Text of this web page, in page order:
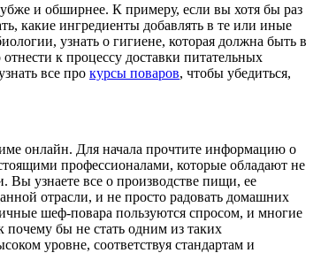
и обширнее. К примеру, если вы хотя бы раз
какие ингредиенты добавлять в те или иные
узнать о гигиене, которая должна быть в
к процессу доставки питательных
все про курсы поваров, чтобы убедиться,
онлайн. Для начала прочтите информацию о
профессионалами, которые обладают не
Вы узнаете все о производстве пищи, ее
отрасли, и не просто радовать домашних
шеф-повара пользуются спросом, и многие
почему бы не стать одним из таких
уровне, соответствуя стандартам и